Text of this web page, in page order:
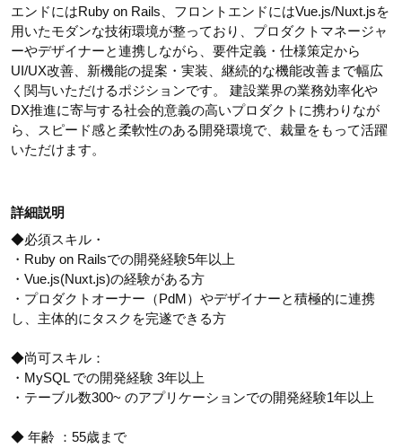
エンドにはRuby on Rails、フロントエンドにはVue.js/Nuxt.jsを
用いたモダンな技術環境が整っており、プロダクトマネージャ
ーやデザイナーと連携しながら、要件定義・仕様策定から
UI/UX改善、新機能の提案・実装、継続的な機能改善まで幅広
く関与いただけるポジションです。 建設業界の業務効率化や
DX推進に寄与する社会的意義の高いプロダクトに携わりなが
ら、スピード感と柔軟性のある開発環境で、裁量をもって活躍
いただけます。
詳細説明
◆必須スキル・
・Ruby on Railsでの開発経験5年以上
・Vue.js(Nuxt.js)の経験がある方
・プロダクトオーナー（PdM）やデザイナーと積極的に連携
し、主体的にタスクを完遂できる方
◆尚可スキル：
・MySQL での開発経験 3年以上
・テーブル数300~ のアプリケーションでの開発経験1年以上
◆ 年齢 ：55歳まで